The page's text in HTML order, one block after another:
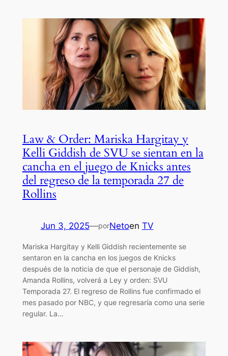
Law & Order: Mariska Hargitay y
Kelli Giddish de SVU se sientan en la
cancha en el juego de Knicks antes
del regreso de la temporada 27 de
Rollins
Jun 3, 2025—porNetoen TV
Mariska Hargitay y Kelli Giddish recientemente se
sentaron en la cancha en los juegos de Knicks
después de la noticia de que el personaje de Giddish,
Amanda Rollins, volverá a Ley y orden: SVU
Temporada 27. El regreso de Rollins fue confirmado el
mes pasado por NBC, y que regresaría como una serie
regular. La…